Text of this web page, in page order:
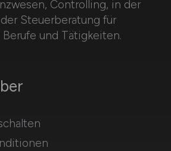
Controlling, in der
Steuerberatung für
Berufe und Tätigkeiten.